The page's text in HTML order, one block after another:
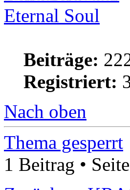
Eternal Soul
Beiträge:
Registriert:
Nach oben
Thema gesperrt
1 Beitrag • Seite